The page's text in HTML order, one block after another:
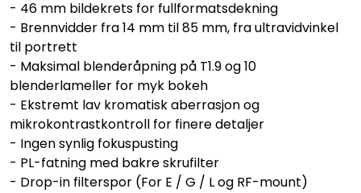
- 46 mm bildekrets for fullformatsdekning
- Brennvidder fra 14 mm til 85 mm, fra ultravidvinkel
til portrett
- Maksimal blenderåpning på T1.9 og 10
blenderlameller for myk bokeh
- Ekstremt lav kromatisk aberrasjon og
mikrokontrastkontroll for finere detaljer
- Ingen synlig fokuspusting
- PL-fatning med bakre skrufilter
- Drop-in filterspor (For E / G / L og RF-mount)